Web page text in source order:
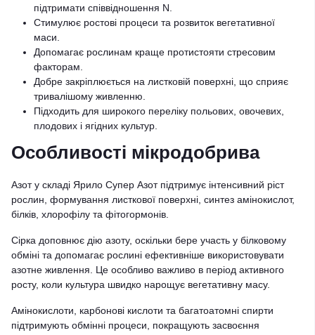
підтримати співвідношення N.
Стимулює ростові процеси та розвиток вегетативної
маси.
Допомагає рослинам краще протистояти стресовим
факторам.
Добре закріплюється на листковій поверхні, що сприяє
тривалішому живленню.
Підходить для широкого переліку польових, овочевих,
плодових і ягідних культур.
Особливості мікродобрива
Азот у складі Ярило Супер Азот підтримує інтенсивний ріст
рослин, формування листкової поверхні, синтез амінокислот,
білків, хлорофілу та фітогормонів.
Сірка доповнює дію азоту, оскільки бере участь у білковому
обміні та допомагає рослині ефективніше використовувати
азотне живлення. Це особливо важливо в період активного
росту, коли культура швидко нарощує вегетативну масу.
Амінокислоти, карбонові кислоти та багатоатомні спирти
підтримують обмінні процеси, покращують засвоєння